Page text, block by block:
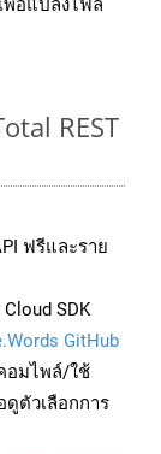
เพื่อแปลงไฟล์
REST
ฟรีและราย
SDK
GitHub
อมไพล์/ใช้
ดูตัวเลือกการ